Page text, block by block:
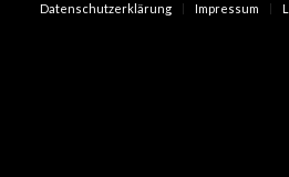
Datenschutzerklärung Impressum